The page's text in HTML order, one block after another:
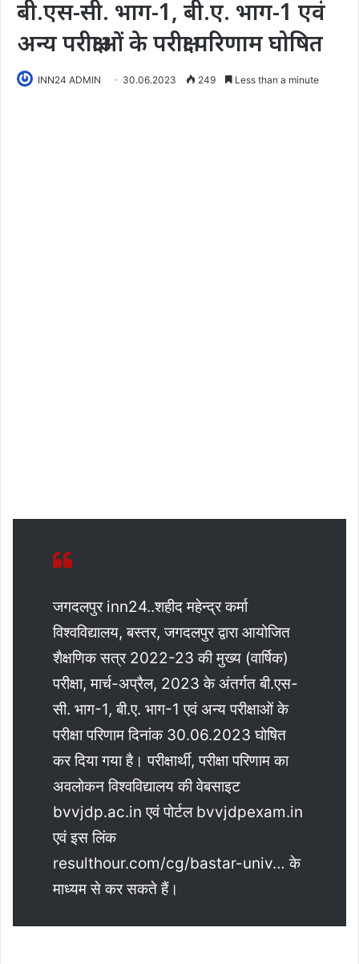
बी.एस-सी. भाग-1, बी.ए. भाग-1 एवं
अन्य परीक्षाओं के परीक्षा परिणाम घोषित
INN24 ADMIN 30.06.2023 249 Less than a minute
जगदलपुर inn24..शहीद महेन्द्र कर्मा
विश्वविद्यालय, बस्तर, जगदलपुर द्वारा आयोजित
शैक्षणिक सत्र 2022-23 की मुख्य (वार्षिक)
परीक्षा, मार्च-अप्रैल, 2023 के अंतर्गत बी.एस-
सी. भाग-1, बी.ए. भाग-1 एवं अन्य परीक्षाओं के
परीक्षा परिणाम दिनांक 30.06.2023 घोषित
कर दिया गया है। परीक्षार्थी, परीक्षा परिणाम का
अवलोकन विश्वविद्यालय की वेबसाइट
bvvjdp.ac.in एवं पोर्टल bvvjdpexam.in
एवं इस लिंक
resulthour.com/cg/bastar-univ… के
माध्यम से कर सकते हैं।